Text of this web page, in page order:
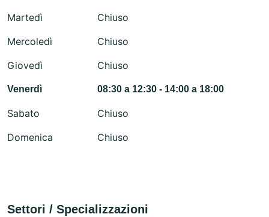
Martedì
Chiuso
Mercoledì
Chiuso
Giovedì
Chiuso
Venerdì 08:30 a 12:30 - 14:00 a 18:00
Sabato
Chiuso
Domenica
Chiuso
Settori / Specializzazioni